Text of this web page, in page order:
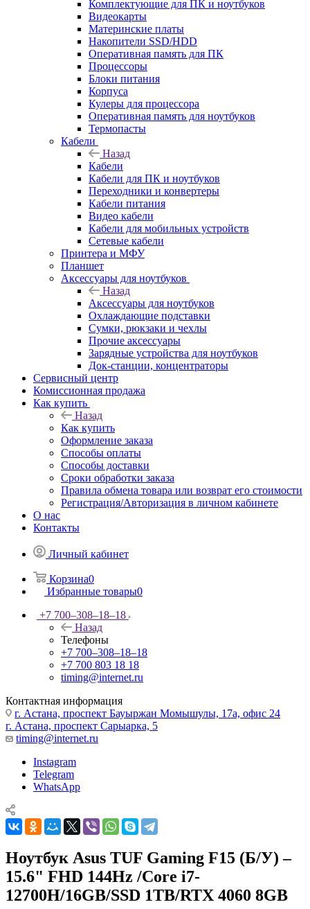
Комплектующие для ПК и ноутбуков
Видеокарты
Материнские платы
Накопители SSD/HDD
Оперативная память для ПК
Процессоры
Блоки питания
Корпуса
Кулеры для процессора
Оперативная память для ноутбуков
Термопасты
Кабели
Назад
Кабели
Кабели для ПК и ноутбуков
Переходники и конвертеры
Кабели питания
Видео кабели
Кабели для мобильных устройств
Сетевые кабели
Принтера и МФУ
Планшет
Аксессуары для ноутбуков
Назад
Аксессуары для ноутбуков
Охлаждающие подставки
Сумки, рюкзаки и чехлы
Прочие аксессуары
Зарядные устройства для ноутбуков
Док-станции, концентраторы
Сервисный центр
Комиссионная продажа
Как купить
Назад
Как купить
Оформление заказа
Способы оплаты
Способы доставки
Сроки обработки заказа
Правила обмена товара или возврат его стоимости
Регистрация/Авторизация в личном кабинете
О нас
Контакты
Личный кабинет
Корзина0
Избранные товары0
+7 700‒308‒18‒18
Назад
Телефоны
+7 700‒308‒18‒18
+7 700 803 18 18
timing@internet.ru
Контактная информация
г. Астана, проспект Бауыржан Момышулы, 17а, офис 24
г. Астана, проспект Сарыарка, 5
timing@internet.ru
Instagram
Telegram
WhatsApp
Ноутбук Asus TUF Gaming F15 (Б/У) –
15.6" FHD 144Hz /Core i7-
12700H/16GB/SSD 1TB/RTX 4060 8GB